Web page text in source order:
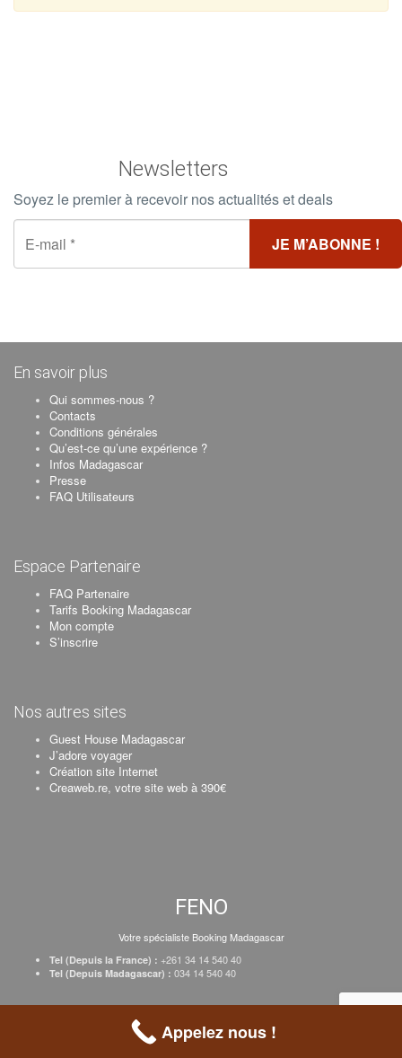
Newsletters
Soyez le premier à recevoir nos actualités et deals
En savoir plus
Qui sommes-nous ?
Contacts
Conditions générales
Qu’est-ce qu’une expérience ?
Infos Madagascar
Presse
FAQ Utilisateurs
Espace Partenaire
FAQ Partenaire
Tarifs Booking Madagascar
Mon compte
S’inscrire
Nos autres sites
Guest House Madagascar
J’adore voyager
Création site Internet
Creaweb.re, votre site web à 390€
FENO
Votre spécialiste Booking Madagascar
Tel (Depuis la France) : +261 34 14 540 40
Tel (Depuis Madagascar) : 034 14 540 40
Inscrire votre établissement
Appelez nous !